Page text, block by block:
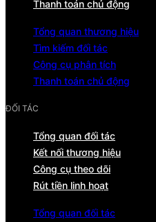
Thanh toán chủ động
Tổng quan thương hiệu
Tìm kiếm đối tác
Công cụ phân tích
Thanh toán chủ động
ĐỐI TÁC
Tổng quan đối tác
Kết nối thương hiệu
Công cụ theo dõi
Rút tiền linh hoạt
Tổng quan đối tác